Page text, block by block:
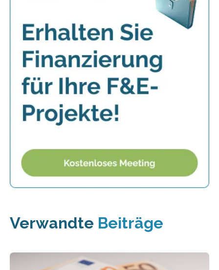
Verwandte Beiträge